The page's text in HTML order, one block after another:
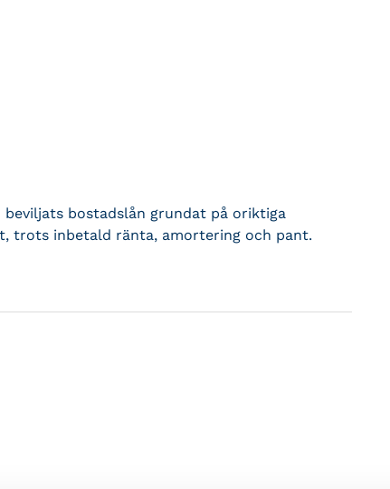
bostadslån grundat på oriktiga
trots inbetald ränta, amortering och pant.